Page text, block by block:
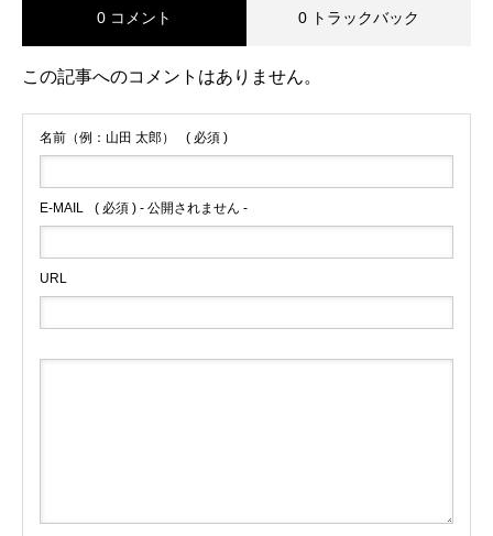
0 コメント 0 トラックバック
この記事へのコメントはありません。
名前（例：山田 太郎） ( 必須 )
E-MAIL ( 必須 ) - 公開されません -
URL